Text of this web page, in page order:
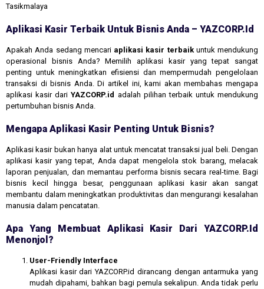
Tasikmalaya
Aplikasi Kasir Terbaik Untuk Bisnis Anda – YAZCORP.id
Apakah Anda sedang mencari aplikasi kasir terbaikuntuk mendukung
operasional bisnis Anda? Memilih aplikasi kasir yang tepat sangat
penting untuk meningkatkan efisiensi dan mempermudah pengelolaan
transaksi di bisnis Anda. Di artikel ini, kami akan membahas mengapa
aplikasi kasir dariYAZCORP.id adalah pilihan terbaik untuk mendukung
pertumbuhan bisnis Anda.
Mengapa Aplikasi Kasir Penting Untuk Bisnis?
Aplikasi kasir bukan hanya alat untuk mencatat transaksi jual beli. Dengan
aplikasi kasir yang tepat, Anda dapat mengelola stok barang, melacak
laporan penjualan, dan memantau performa bisnis secara real-time. Bagi
bisnis kecil hingga besar, penggunaan aplikasi kasir akan sangat
membantu dalam meningkatkan produktivitas dan mengurangi kesalahan
manusia dalam pencatatan.
Apa Yang Membuat Aplikasi Kasir Dari YAZCORP.id
Menonjol?
User-Friendly Interface
Aplikasi kasir dari YAZCORP.id dirancang dengan antarmuka yang
mudah dipahami, bahkan bagi pemula sekalipun. Anda tidak perlu